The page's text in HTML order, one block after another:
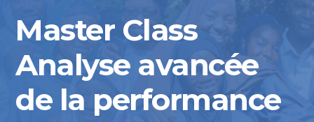
Master Class
Analyse avancée
de la performance